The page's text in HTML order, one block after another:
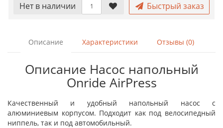
Нет в наличии Быстрый заказ
Описание Характеристики Отзывы (0)
Описание Насос напольный
Onride AirPress
Качественный и удобный напольный насос с
алюминиевым корпусом. Подходит как под велосипедный
ниппель, так и под автомобильный.